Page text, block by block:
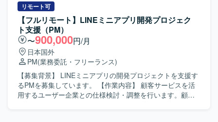
ダクトマネジメントおよびプロジェクトマネジメントのス
キルを幅広く高めていただけます。 【開発環境】 戦略開発
部全体は約20名、プロダクト/プロジェクトマネジメントチ
ームは約6名の体制です。プロジェクト管理にNotion、
Google Workspace、Confluence、開発タスク管理に
Notion、JIRA、Github、コミュニケーションにSlack、
Miro、デザインにFigma、データ分析にLookerを利用して
います。
し、業務の自動化・完結を目指す新規事業の立ち上げフェ
ーズから関わることができます。顧客の課題ヒアリングか
ら業務プロセスの分解、AIエージェントへの落とし込み、
プロダクトの仕様検討からリリースまで一貫して関与でき
るため、事業とプロダクトの両面で大きな裁量を持ってご
活躍いただけます。少人数のチームでプロダクト企画、マ
ーケティング、営業活動を同時並行で推進しながら、事業
の勝ちパターン構築に直接貢献できる点も魅力です。 【開
発環境】 生成AIおよびAIエージェントを活用したソリュー
ション開発環境を前提として、エンジニアやデザイナーと
ネージャーとして各開発案件を担当していただきます。ク
ライアントの業務理解と課題特定を行い、AI活用の全体戦
略やロードマップを策定しながら、提案書作成やプレゼン
テーションを実施していただきます。PRDや要件定義書、
仕様書の作成を通じて顧客との合意形成を行い、開発チー
ムのマネジメントやスケジュール・品質・コストの管理を
行っていただきます。また、技術検証やプロトタイピン
グ、生成AIの技術検証やプロンプトチューニングなど、自
ら手を動かして検証し、その結果を報告書やプロジェクト
進捗レポートとして取りまとめていただきます。 【求める
リモート可
【フルリモート】LINEミニアプリ開発プロジェク
ト支援（PM）
〜900,000円/月
日本国外
PM(業務委託・フリーランス)
【募集背景】 LINEミニアプリの開発プロジェクトを支援す
るPMを募集しています。 【作業内容】 顧客サービスを活
用するユーザー企業との仕様検討・調整を行います。顧客